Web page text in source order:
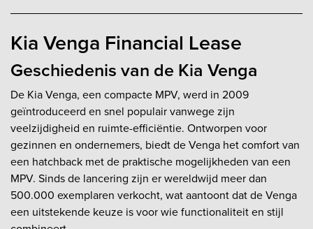
Kia Venga Financial Lease
Geschiedenis van de Kia Venga
De Kia Venga, een compacte MPV, werd in 2009
geïntroduceerd en snel populair vanwege zijn
veelzijdigheid en ruimte-efficiëntie. Ontworpen voor
gezinnen en ondernemers, biedt de Venga het comfort van
een hatchback met de praktische mogelijkheden van een
MPV. Sinds de lancering zijn er wereldwijd meer dan
500.000 exemplaren verkocht, wat aantoont dat de Venga
een uitstekende keuze is voor wie functionaliteit en stijl